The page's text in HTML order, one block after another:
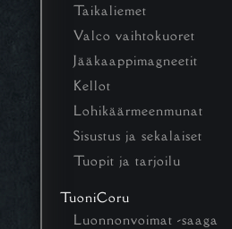
Taikaliemet
Valco vaihtokuoret
Jääkaappimagneetit
Kellot
Lohikäärmeenmunat
Sisustus ja sekalaiset
Tuopit ja tarjoilu
TuoniCoru
Luonnonvoimat -saaga